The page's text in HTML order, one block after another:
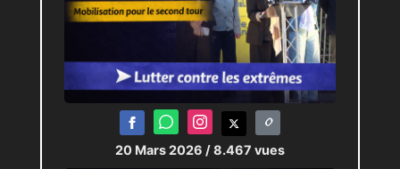
20 Mars 2026 / 8.467 vues